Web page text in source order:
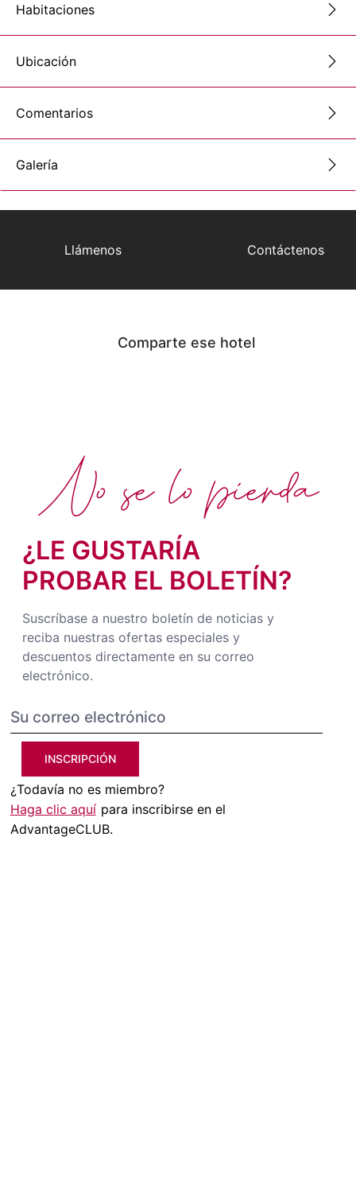
Habitaciones
Ubicación
Comentarios
Galería
Llámenos Contáctenos
Comparte ese hotel
¿LE GUSTARÍA
PROBAR EL BOLETÍN?
Suscríbase a nuestro boletín de noticias y
reciba nuestras ofertas especiales y
descuentos directamente en su correo
electrónico.
INSCRIPCIÓN
¿Todavía no es miembro?
Haga clic aquí para inscribirse en el
AdvantageCLUB.
No se lo pierda